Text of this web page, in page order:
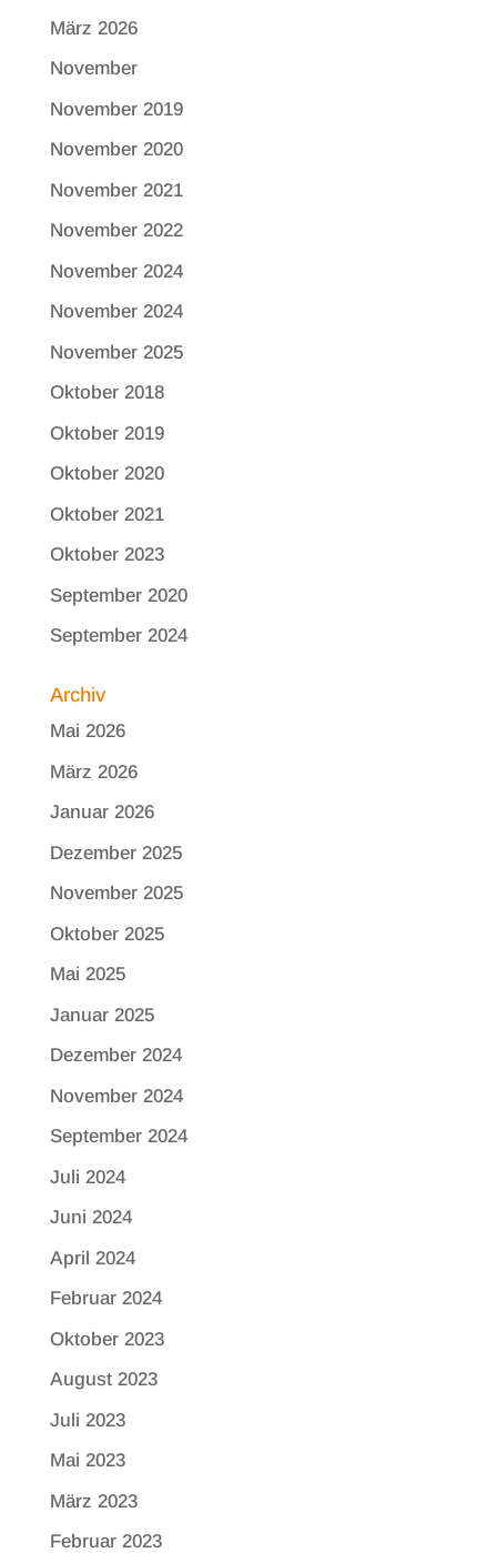
März 2026
November
November 2019
November 2020
November 2021
November 2022
November 2024
November 2024
November 2025
Oktober 2018
Oktober 2019
Oktober 2020
Oktober 2021
Oktober 2023
September 2020
September 2024
Archiv
Mai 2026
März 2026
Januar 2026
Dezember 2025
November 2025
Oktober 2025
Mai 2025
Januar 2025
Dezember 2024
November 2024
September 2024
Juli 2024
Juni 2024
April 2024
Februar 2024
Oktober 2023
August 2023
Juli 2023
Mai 2023
März 2023
Februar 2023